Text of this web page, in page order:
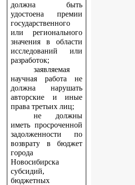
должна быть
удостоена премии
государственного
или регионального
значения в области
исследований или
разработок;
заявляемая
научная работа не
должна нарушать
авторские и иные
права третьих лиц;
не должны
иметь просроченной
задолженности по
возврату в бюджет
города
Новосибирска
субсидий,
бюджетных